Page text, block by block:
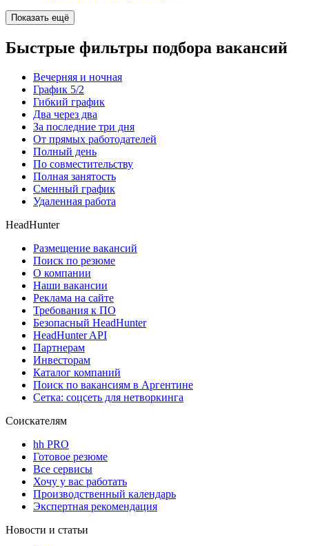
Показать ещё
Быстрые фильтры подбора вакансий
Вечерняя и ночная
График 5/2
Гибкий график
Два через два
За последние три дня
От прямых работодателей
Полный день
По совместительству
Полная занятость
Сменный график
Удаленная работа
HeadHunter
Размещение вакансий
Поиск по резюме
О компании
Наши вакансии
Реклама на сайте
Требования к ПО
Безопасный HeadHunter
HeadHunter API
Партнерам
Инвесторам
Каталог компаний
Поиск по вакансиям в Аргентине
Сетка: соцсеть для нетворкинга
Соискателям
hh PRO
Готовое резюме
Все сервисы
Хочу у вас работать
Производственный календарь
Экспертная рекомендация
Новости и статьи